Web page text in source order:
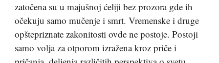
zatočena su u majušnoj ćeliji bez prozora gde ih
očekuju samo mučenje i smrt. Vremenske i druge
opštepriznate zakonitosti ovde ne postoje. Postoji
samo volja za otporom izražena kroz priče i